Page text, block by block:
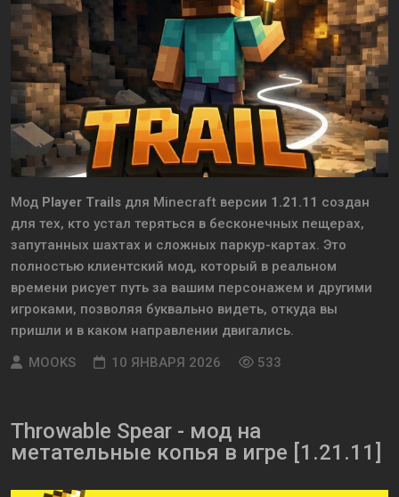
Мод Player Trails для Minecraft версии 1.21.11 создан
для тех, кто устал теряться в бесконечных пещерах,
запутанных шахтах и сложных паркур-картах. Это
полностью клиентский мод, который в реальном
времени рисует путь за вашим персонажем и другими
игроками, позволяя буквально видеть, откуда вы
пришли и в каком направлении двигались.
MOOKS
10 ЯНВАРЯ 2026 533
Thrоwаble Spеаr - мод на
метательные копья в игре [1.21.11]